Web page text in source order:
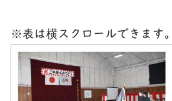
※表は横スクロールできます。